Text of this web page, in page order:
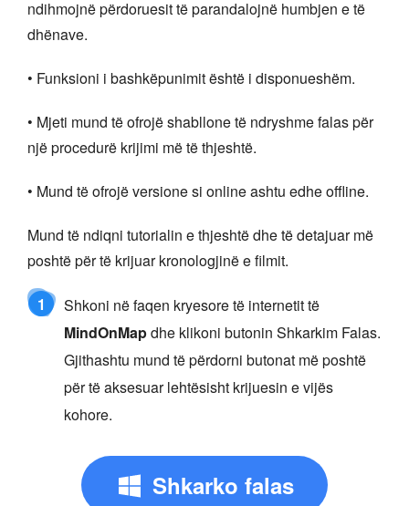
ndihmojnë përdoruesit të parandalojnë humbjen e të
dhënave.
• Funksioni i bashkëpunimit është i disponueshëm.
• Mjeti mund të ofrojë shabllone të ndryshme falas për
një procedurë krijimi më të thjeshtë.
• Mund të ofrojë versione si online ashtu edhe offline.
Mund të ndiqni tutorialin e thjeshtë dhe të detajuar më
poshtë për të krijuar kronologjinë e filmit.
1
Shkoni në faqen kryesore të internetit të
MindOnMapdhe klikoni butonin Shkarkim Falas.
Gjithashtu mund të përdorni butonat më poshtë
për të aksesuar lehtësisht krijuesin e vijës
kohore.
Shkarko falas